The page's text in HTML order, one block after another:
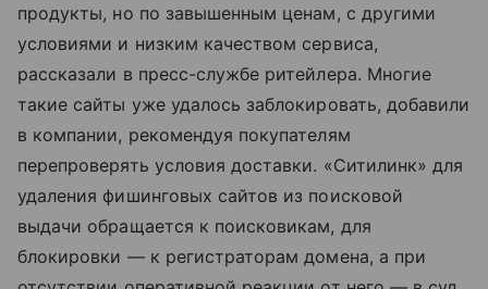
продукты, но по завышенным ценам, с другими
условиями и низким качеством сервиса,
рассказали в пресс-службе ритейлера. Многие
такие сайты уже удалось заблокировать, добавили
в компании, рекомендуя покупателям
перепроверять условия доставки. «Ситилинк» для
удаления фишинговых сайтов из поисковой
выдачи обращается к поисковикам, для
блокировки — к регистраторам домена, а при